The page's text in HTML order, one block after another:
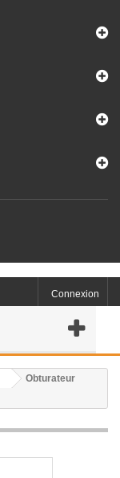
Connexion
Obturateur